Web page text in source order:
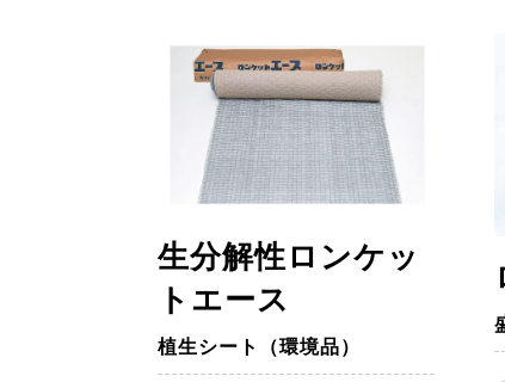
生分解性ロンケッ
トエース
植生シート（環境品）